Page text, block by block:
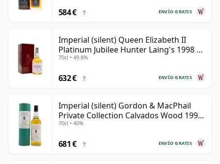
ENVÍO GRATIS
584 € ?
Imperial (silent) Queen Elizabeth II
Platinum Jubilee Hunter Laing's 1998 23
años
70cl • 49.8%
ENVÍO GRATIS
632 € ?
Imperial (silent) Gordon & MacPhail
Private Collection Calvados Wood 1990
9 años
70cl • 40%
ENVÍO GRATIS
681 € ?